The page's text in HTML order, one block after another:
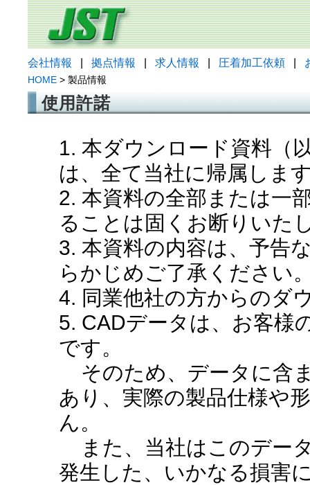
会社情報 拠点情報 求人情報 圧着加工依頼
HOME > 製品情報
使用許諾
1. 本ダウンロード資料（
は、全て当社に帰属しま
2. 本資料の全部または一
ることは固くお断りいた
3. 本資料の内容は、予告
らかじめご了承ください
4. 同業他社の方からのダ
5. CADデータは、お客様
です。
そのため、データに含
あり、実際の製品仕様や
ん。
また、当社はこのデー
発生した、いかなる損害